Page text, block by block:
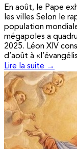
En août, le Pape
les villes Selon le
population
mégapoles a
2025. Léon XIV
d’août à
Lire la suite →